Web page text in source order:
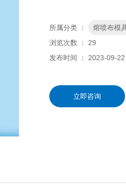
所属分类 ：
熔喷布模
浏览次数 ： 29
发布时间 ： 2023-09-22
立即咨询